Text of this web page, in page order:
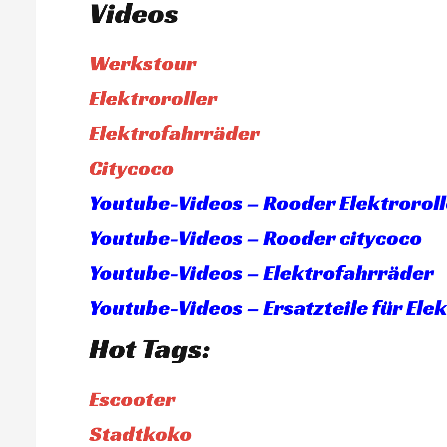
Videos
Werkstour
Elektroroller
Elektrofahrräder
Citycoco
Youtube-Videos – Rooder
Youtube-Videos – Rooder citycoco
Youtube-Videos – Elektrofahrräder
Youtube-Videos – Ersatzteile für
Hot Tags:
Escooter
Stadtkoko